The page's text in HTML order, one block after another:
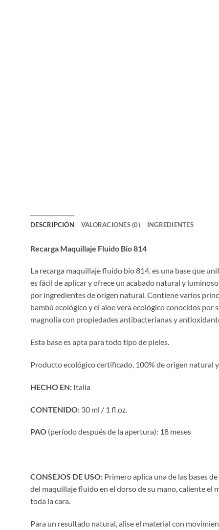
DESCRIPCIÓN VALORACIONES (0) INGREDIENTES
Recarga Maquillaje Fluido Bio 814
La recarga maquillaje fluido bio 814, es una base que
es fácil de aplicar y ofrece un acabado natural y
por ingredientes de origen natural. Contiene varios
bambú ecológico y el aloe vera ecológico conocidos
magnolia con propiedades antibacterianas y
Esta base es apta para todo tipo de pieles.
Producto ecológico certificado, 100% de origen natural
HECHO EN: Italia
CONTENIDO: 30 ml / 1 fl.oz.
PAO (período después de la apertura): 18 meses
CONSEJOS DE USO: Primero aplica una de las bases
del maquillaje fluido en el dorso de su mano, caliente el
toda la cara.
Para un resultado natural, alise el material con